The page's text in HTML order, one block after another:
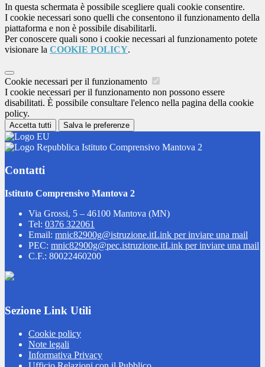
In questa schermata è possibile scegliere quali cookie consentire.
I cookie necessari sono quelli che consentono il funzionamento della
piattaforma e non è possibile disabilitarli.
Per conoscere quali sono i cookie necessari al funzionamento potete
visionare la COOKIE POLICY.
Cookie necessari per il funzionamento
I cookie necessari per il funzionamento non possono essere
disabilitati. È possibile consultare l'elenco nella pagina della cookie
policy.
Accetta tutti Salva le preferenze
Istituto Comprensivo Mantova 2
Contatti
Istituto Comprensivo Mantova 2
Via Grossi, 5 – 46100 Mantova (MN)
Tel: 0376 322061
Email: mnic82900g@istruzione.itLink per inviare una mail
PEC: mnic82900g@pec.istruzione.itLink per inviare una mail
C.F.: 80022460200
Sezione Link Utili
Cookie policy
Note legali
Informativa Privacy